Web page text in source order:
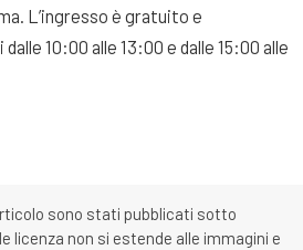
L’ingresso è gratuito e
10:00 alle 13:00 e dalle 15:00 alle
sono stati pubblicati sotto
licenza non si estende alle immagini e